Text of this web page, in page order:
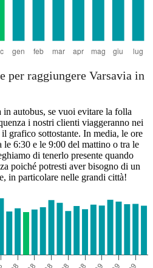
raggiungere Varsavia in
autobus, se vuoi evitare la folla
i nostri clienti viaggeranno nei
grafico sottostante. In media, le ore
le 6:30 e le 9:00 del mattino o tra le
di tenerlo presente quando
poiché potresti aver bisogno di un
in particolare nelle grandi città!